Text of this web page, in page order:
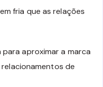
fria que as relações
aproximar a marca
de